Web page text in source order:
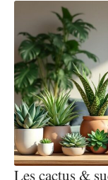
Les cactus &